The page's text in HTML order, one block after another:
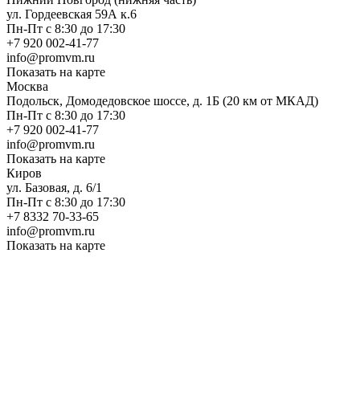
ул. Гордеевская 59А к.6
Пн-Пт с 8:30 до 17:30
+7 920 002-41-77
info@promvm.ru
Показать на карте
Москва
Подольск, Домодедовское шоссе, д. 1Б (20 км от МКАД)
Пн-Пт с 8:30 до 17:30
+7 920 002-41-77
info@promvm.ru
Показать на карте
Киров
ул. Базовая, д. 6/1
Пн-Пт с 8:30 до 17:30
+7 8332 70-33-65
info@promvm.ru
Показать на карте